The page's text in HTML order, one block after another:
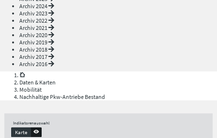
Archiv 2024
Archiv 2023
Archiv 2022
Archiv 2021
Archiv 2020
Archiv 2019
Archiv 2018
Archiv 2017
Archiv 2016
Daten & Karten
Mobilität
Nachhaltige Pkw-Antriebe Bestand
Indikatorenauswahl
Karte